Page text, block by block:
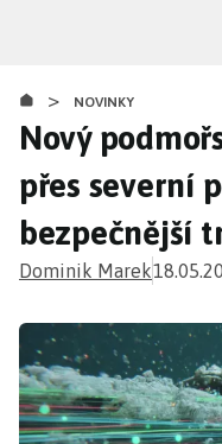
obsahu
> NOVINKY
Nový
přes severní
bezpečnější
Dominik Marek